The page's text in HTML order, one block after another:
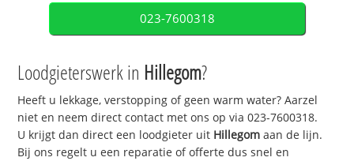
023-7600318
Loodgieterswerk in Hillegom?
Heeft u lekkage, verstopping of geen warm water? Aarzel
niet en neem direct contact met ons op via 023-7600318.
U krijgt dan direct een loodgieter uit Hillegom aan de lijn.
Bij ons regelt u een reparatie of offerte dus snel en